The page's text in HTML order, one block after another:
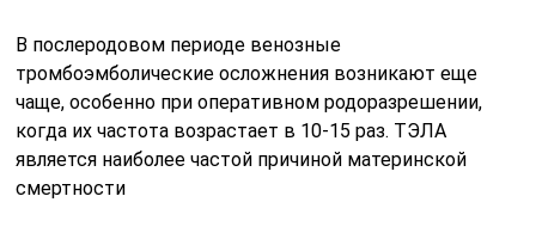
В послеродовом периоде венозные
тромбоэмболические осложнения возникают еще
чаще, особенно при оперативном родоразрешении,
когда их частота возрастает в 10-15 раз. ТЭЛА
является наиболее частой причиной материнской
смертности